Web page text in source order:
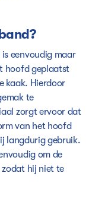
is eenvoudig maar
hoofd geplaatst
kaak. Hierdoor
te
zorgt ervoor dat
van het hoofd
langdurig gebruik.
om de
zodat hij niet te